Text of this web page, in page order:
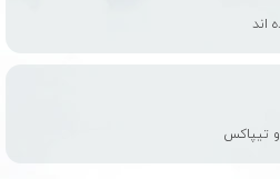
اند
تیپاکس